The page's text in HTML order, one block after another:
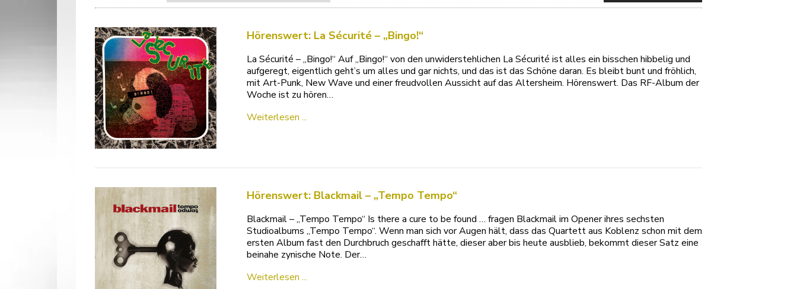
Hörenswert: La Sécurité – „Bingo!“
La Sécurité – „Bingo!“ Auf „Bingo!“ von den unwiderstehlichen La Sécurité ist alles ein bisschen hibbelig und
aufgeregt, eigentlich geht’s um alles und gar nichts, und das ist das Schöne daran. Es bleibt bunt und fröhlich,
mit Art-Punk, New Wave und einer freudvollen Aussicht auf das Altersheim. Hörenswert. Das RF-Album der
Woche ist zu hören…
Weiterlesen ...
Hörenswert: Blackmail – „Tempo Tempo“
Blackmail – „Tempo Tempo“ Is there a cure to be found … fragen Blackmail im Opener ihres sechsten
Studioalbums „Tempo Tempo“. Wenn man sich vor Augen hält, dass das Quartett aus Koblenz schon mit dem
ersten Album fast den Durchbruch geschafft hätte, dieser aber bis heute ausblieb, bekommt dieser Satz eine
beinahe zynische Note. Der…
Weiterlesen ...